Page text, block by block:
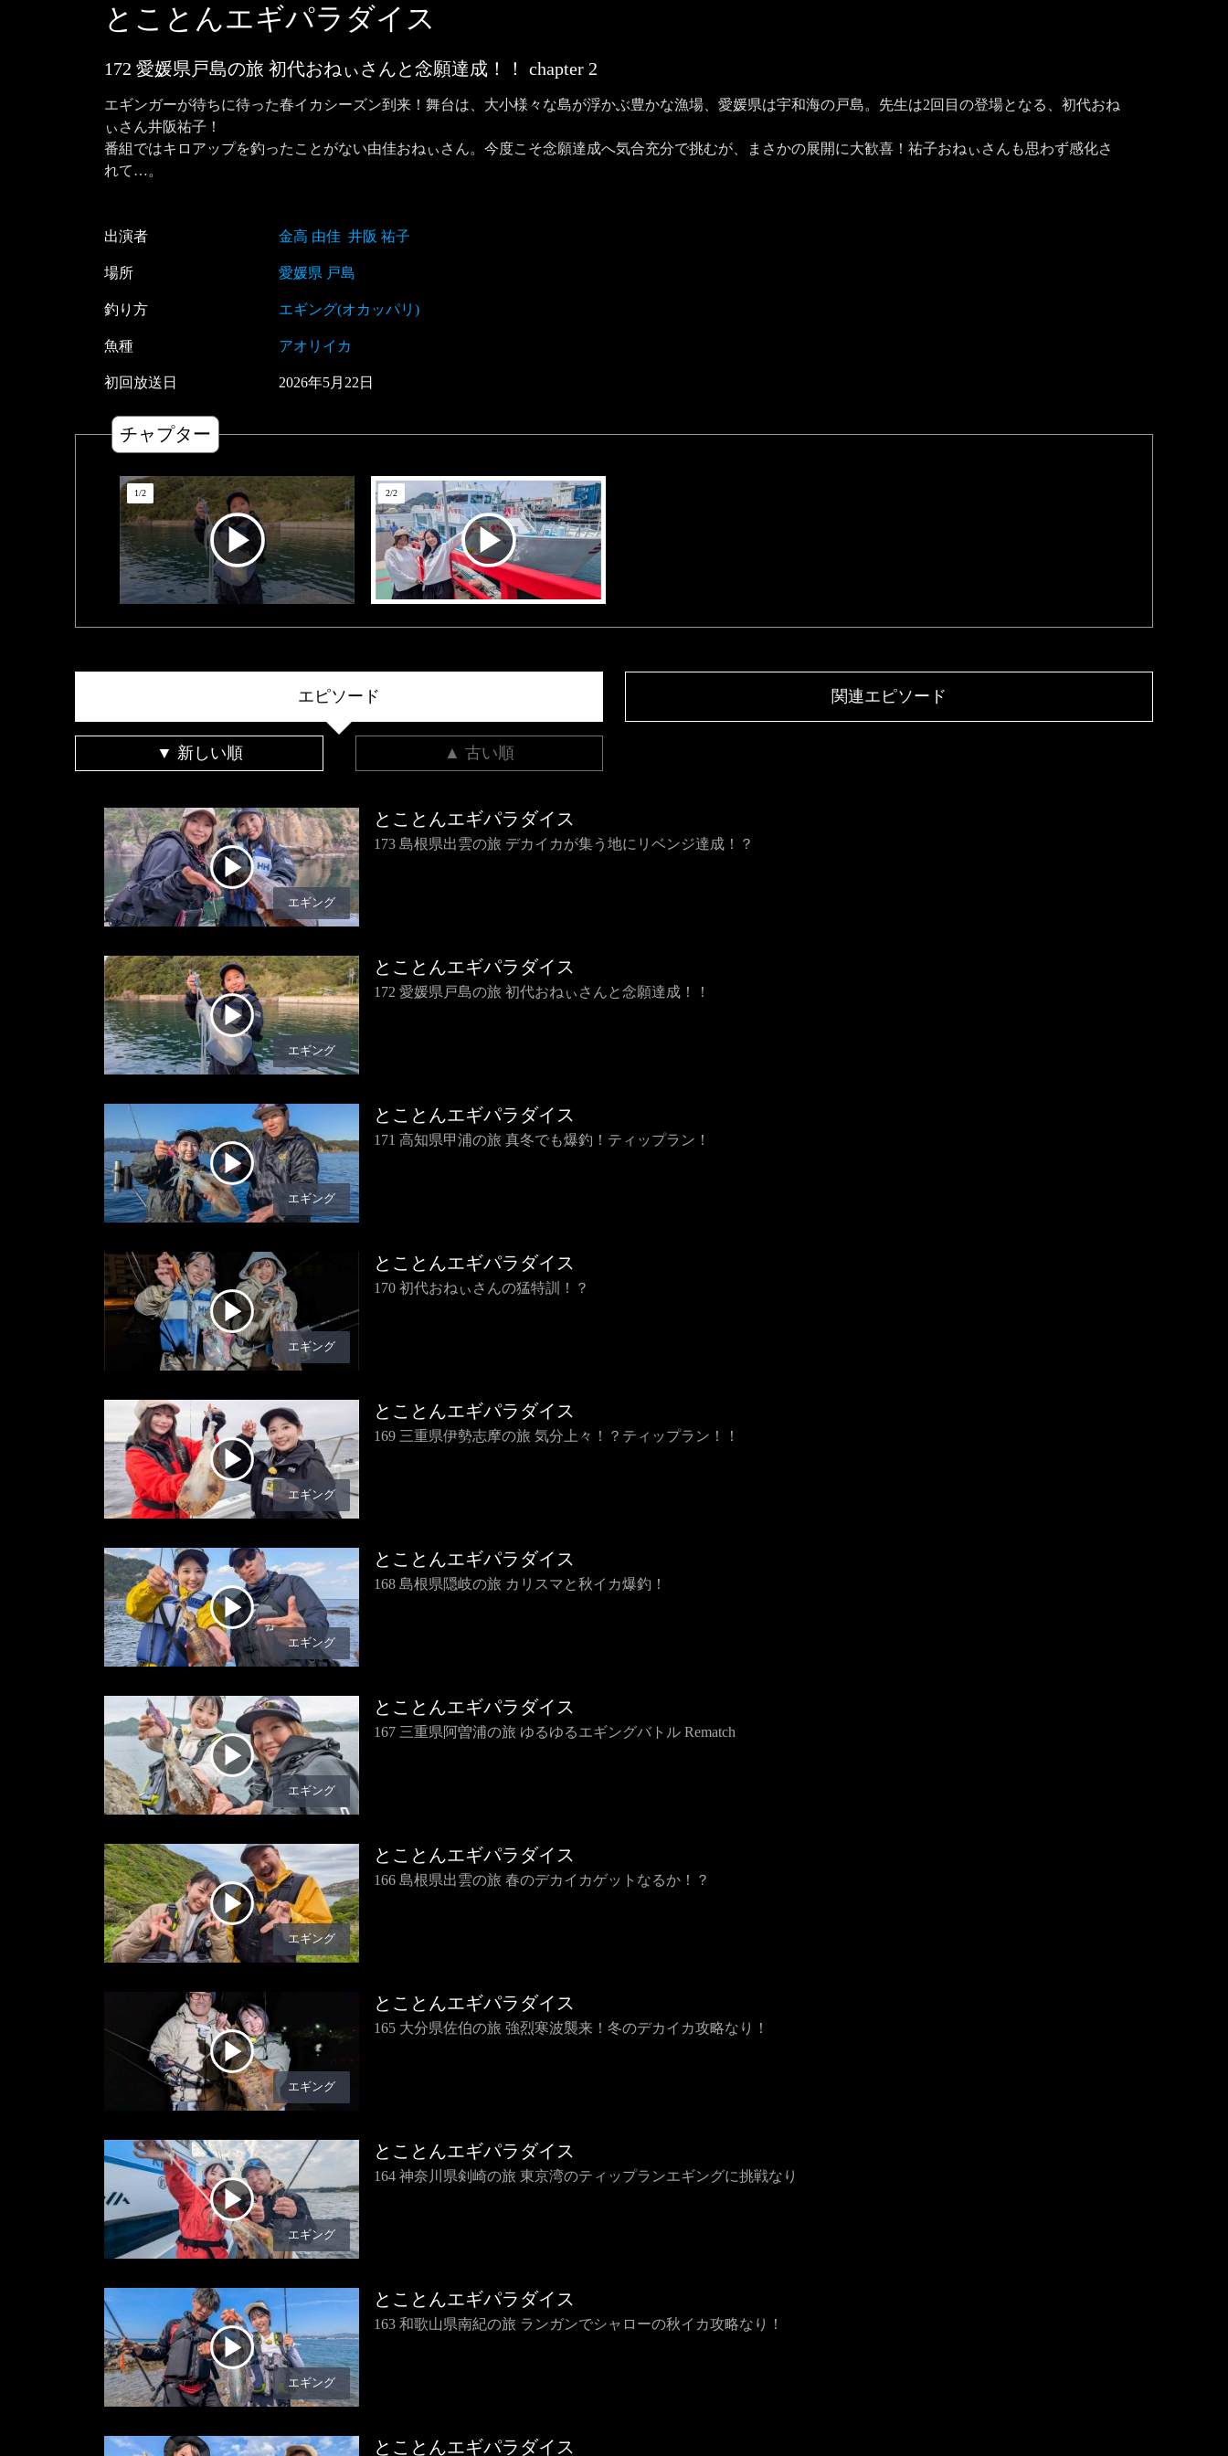
とことんエギパラダイス
172 愛媛県戸島の旅 初代おねぃさんと念願達成！！ chapter 2
エギンガーが待ちに待った春イカシーズン到来！舞台は、大小様々な島が浮かぶ豊かな漁場、愛媛県は宇和海の戸島。先生は2回目の登場となる、初代おね
ぃさん井阪祐子！
番組ではキロアップを釣ったことがない由佳おねぃさん。今度こそ念願達成へ気合充分で挑むが、まさかの展開に大歓喜！祐子おねぃさんも思わず感化さ
れて…。
出演者 金高 由佳 井阪 祐子
場所 愛媛県 戸島
釣り方 エギング(オカッパリ)
魚種 アオリイカ
初回放送日 2026年5月 22 日
チャプター
1/2 2/2
エピソード 関連エピソード
▼ 新しい順 ▲ 古い順
エギング
とことんエギパラダイス
173 島根県出雲の旅 デカイカが集う地にリベンジ達成！？
エギング
とことんエギパラダイス
172 愛媛県戸島の旅 初代おねぃさんと念願達成！！
エギング
とことんエギパラダイス
171 高知県甲浦の旅 真冬でも爆釣！ティップラン！
エギング
とことんエギパラダイス
170 初代おねぃさんの猛特訓！？
エギング
とことんエギパラダイス
169 三重県伊勢志摩の旅 気分上々！？ティップラン！！
エギング
とことんエギパラダイス
168 島根県隠岐の旅 カリスマと秋イカ爆釣！
エギング
とことんエギパラダイス
167 三重県阿曽浦の旅 ゆるゆるエギングバトル Rematch
エギング
とことんエギパラダイス
166 島根県出雲の旅 春のデカイカゲットなるか！？
エギング
とことんエギパラダイス
165 大分県佐伯の旅 強烈寒波襲来！冬のデカイカ攻略なり！
エギング
とことんエギパラダイス
164 神奈川県剣崎の旅 東京湾のティップランエギングに挑戦なり
エギング
とことんエギパラダイス
163 和歌山県南紀の旅 ランガンでシャローの秋イカ攻略なり！
とことんエギパラダイス